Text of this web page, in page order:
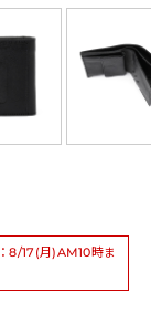
8/17(月)AM10時ま